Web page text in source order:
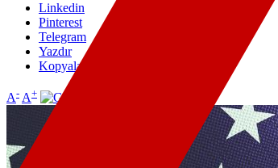
Linkedin
Pinterest
Telegram
Yazdır
Kopyala
A- A+